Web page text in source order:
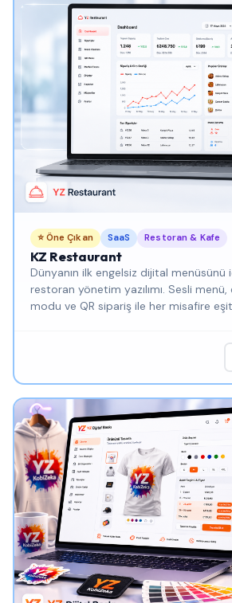
⭐ Öne Çıkan SaaS Restoran & Kafe
KZ Restaurant
Dünyanın ilk engelsiz dijital menüsünü
restoran yönetim yazılımı. Sesli
modu ve QR sipariş ile her misafire